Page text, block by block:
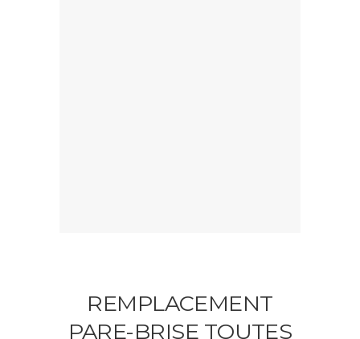
REMPLACEMENT
PARE-BRISE TOUTES